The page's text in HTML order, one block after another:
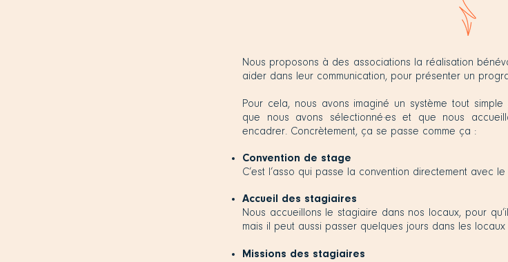
Nous proposons à des associations la réalisation
aider dans leur communication, pour présenter un
Pour cela, nous avons imaginé un système tout
que nous avons sélectionné·es et que nous
encadrer. Concrètement, ça se passe comme ça :
Convention de stage
C’est l’asso qui passe la convention directement avec
Accueil des stagiaires
Nous accueillons le stagiaire dans nos locaux, pour
mais il peut aussi passer quelques jours dans les locaux
Missions des stagiaires